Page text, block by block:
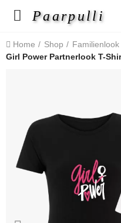
Paarpulli
Home Shop Familienlook
Girl Power Partnerlook T-